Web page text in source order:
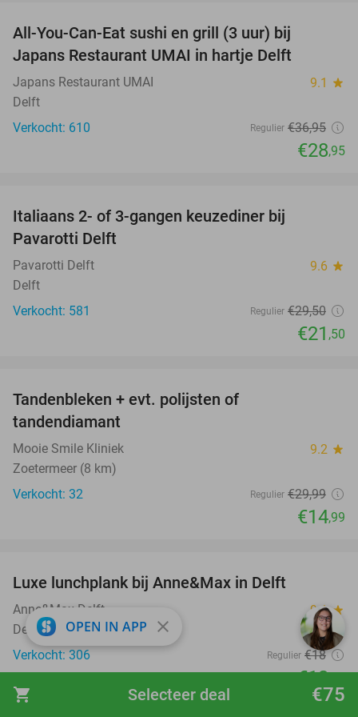
shopping_cart €75
Selecteer deal
All-You-Can-Eat sushi en grill (3 uur) bij
Japans Restaurant UMAI in hartje Delft
Japans Restaurant UMAI 9.1 star
Delft
Verkocht: 610
Regulier €36,95
€28,95
Italiaans 2- of 3-gangen keuzediner bij
Pavarotti Delft
Pavarotti Delft 9.6 star
Delft
Verkocht: 581
Regulier €29,50
€21 ,50
Tandenbleken + evt. polijsten of
tandendiamant
Mooie Smile Kliniek 9.2 star
Zoetermeer (8 km)
Verkocht: 32
Regulier €29,99
€14,99
Luxe lunchplank bij Anne&Max in Delft
Anne&Max Delft 9.1star
Delft
Verkocht: 306
Regulier €18
€12
favorite_border
OPEN IN APP close